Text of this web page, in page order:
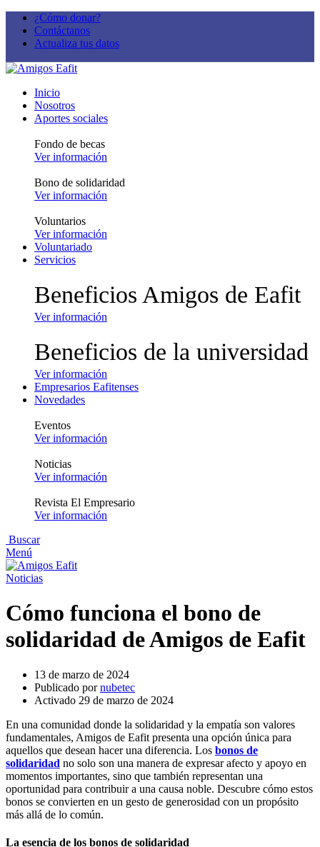
¿Cómo donar?
Contáctanos
Actualiza tus datos
Inicio
Nosotros
Aportes sociales
Fondo de becas
Ver información
Bono de solidaridad
Ver información
Voluntarios
Ver información
Voluntariado
Servicios
Beneficios Amigos de Eafit
Ver información
Beneficios de la universidad
Ver información
Empresarios Eafitenses
Novedades
Eventos
Ver información
Noticias
Ver información
Revista El Empresario
Ver información
Buscar
Menú
Noticias
Cómo funciona el bono de
solidaridad de Amigos de Eafit
13 de marzo de 2024
Publicado por nubetec
Activado 29 de marzo de 2024
En una comunidad donde la solidaridad y la empatía son valores
fundamentales, Amigos de Eafit presenta una opción única para
aquellos que desean hacer una diferencia. Los bonos de
solidaridad no solo son una manera de expresar afecto y apoyo en
momentos importantes, sino que también representan una
oportunidad para contribuir a una causa noble. Descubre cómo estos
bonos se convierten en un gesto de generosidad con un propósito
más allá de lo común.
La esencia de los bonos de solidaridad